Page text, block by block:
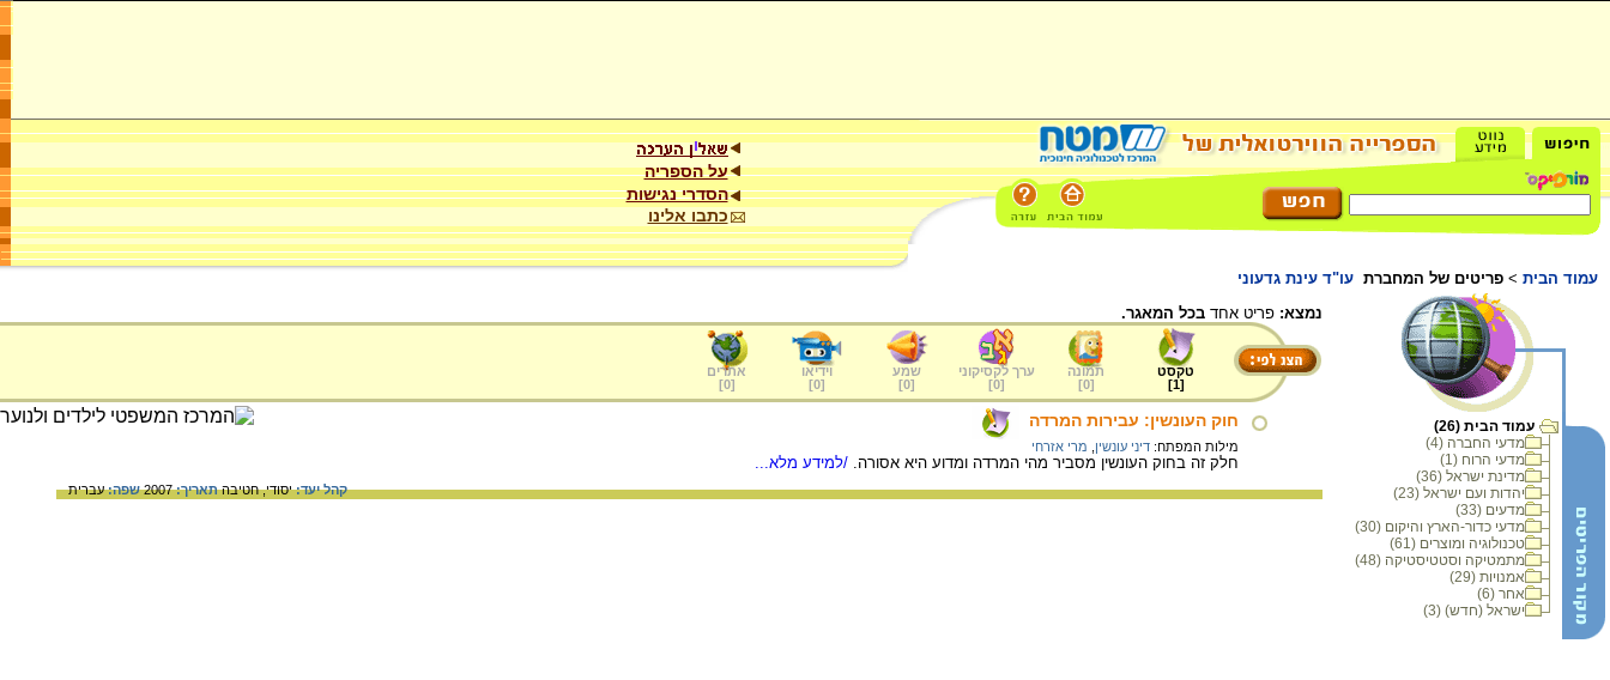
על הספריה
הסדרי נגישות
כתבו אלינו
עמוד הבית > פריטים של המחברת עו"ד עינת גדעוני
עמוד הבית (26)
מדעי החברה (4)
מדעי הרוח (1)
מדינת ישראל (36)
יהדות ועם ישראל (23)
מדעים (33)
מדעי כדור-הארץ והיקום (30)
טכנולוגיה ומוצרים (61)
מתמטיקה וסטטיסטיקה (48)
אמנויות (29)
אחר (6)
ישראל (חדש) (3)
נמצא: פריט אחד בכל המאגר.
טקסט
[
1
]
תמונה
[
0
]
ערך לקסיקוני
[
0
]
שמע
[
0
]
וידיאו
[
0
]
אתרים
[
0
]
חוק העונשין: עבירות המרדה
מילות המפתח: דיני עונשין מרי אזרחי
חלק זה בחוק העונשין מסביר מהי המרדה ומדוע היא אסורה. /למידע מלא...
קהל יעד:יסודי,חטיבהתאריך:2007 שפה:עברית